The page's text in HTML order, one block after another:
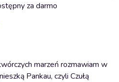
za darmo
marzeń rozmawiam w
Pankau, czyli Czułą